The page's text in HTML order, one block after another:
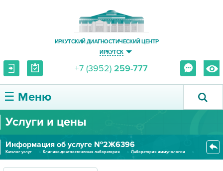
ИРКУТСКИЙ ДИАГНОСТИЧЕСКИЙ ЦЕНТР
ИРКУТСК
+7 (3952) 259-777
☰ Меню
О ЦЕНТРЕ
УСЛУГИ И ЦЕНЫ
Услуги и цены
Информация об услуге №2Ж6396
Каталог услуг Клинико-диагностическая лаборатория
Лаборатория иммунологии